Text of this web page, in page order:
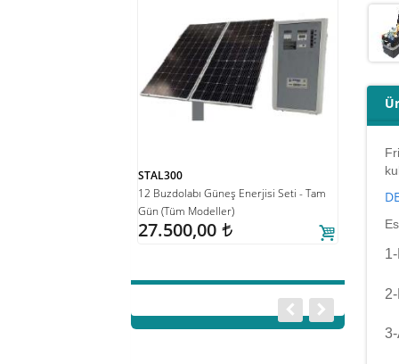
3-
Buzdolabı Güneş Enerjisi Seti - Tam
24V Derin Dondurucu Güneş Enerjisi
Seti - Tam Gün (Büyük 300+ Modeller)
48.000,00